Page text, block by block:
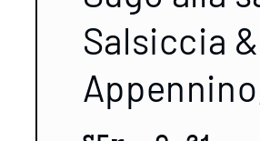
Salsiccia
Normaler